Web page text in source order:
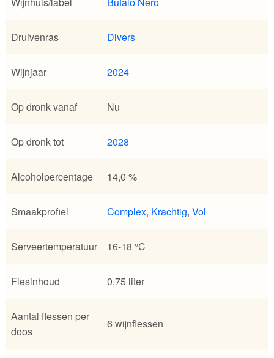
Druivenras Divers
Wijnjaar 2024
Op dronk vanaf Nu
Op dronk tot 2028
Alcoholpercentage 14,0 %
Smaakprofiel Complex, Krachtig, Vol
Serveertemperatuur 16-18 °C
Flesinhoud 0,75 liter
Aantal flessen per
doos
6 wijnflessen